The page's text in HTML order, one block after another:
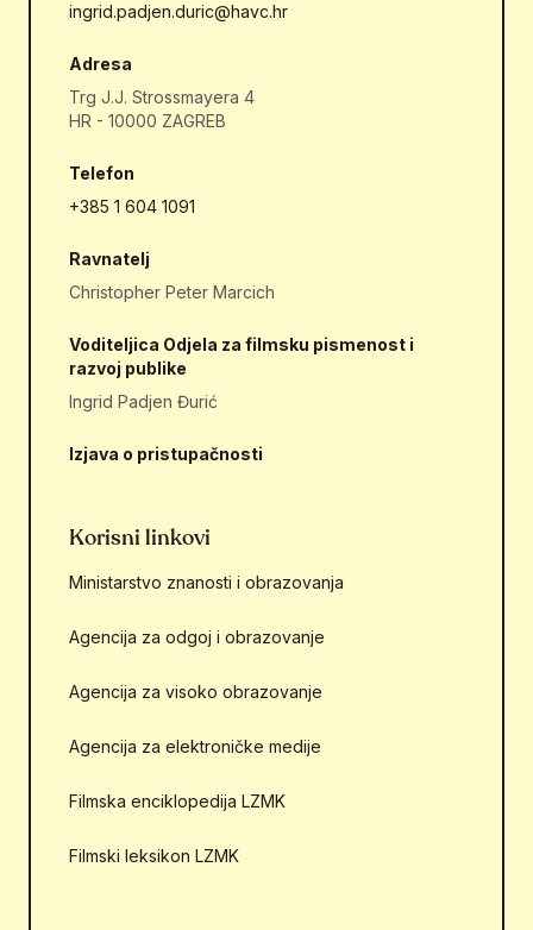
ingrid.padjen.duric@havc.hr
Adresa
Trg J.J. Strossmayera 4
HR - 10000 ZAGREB
Telefon
+385 1 604 1091
Ravnatelj
Christopher Peter Marcich
Voditeljica Odjela za filmsku pismenost i
razvoj publike
Ingrid Padjen Đurić
Izjava o pristupačnosti
Korisni linkovi
Ministarstvo znanosti i obrazovanja
Agencija za odgoj i obrazovanje
Agencija za visoko obrazovanje
Agencija za elektroničke medije
Filmska enciklopedija LZMK
Filmski leksikon LZMK